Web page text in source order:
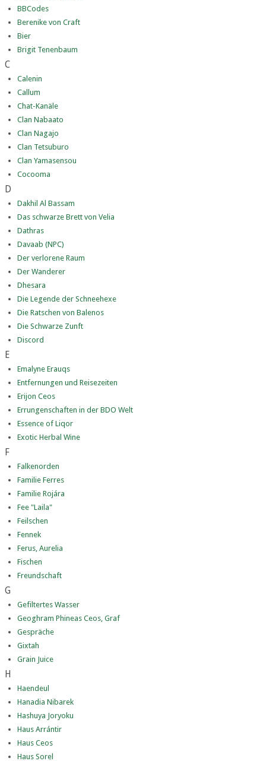
BBCodes
Berenike von Craft
Bier
Brigit Tenenbaum
C
Calenin
Callum
Chat-Kanäle
Clan Nabaato
Clan Nagajo
Clan Tetsuburo
Clan Yamasensou
Cocooma
D
Dakhil Al Bassam
Das schwarze Brett von Velia
Dathras
Davaab (NPC)
Der verlorene Raum
Der Wanderer
Dhesara
Die Legende der Schneehexe
Die Ratschen von Balenos
Die Schwarze Zunft
Discord
E
Emalyne Erauqs
Entfernungen und Reisezeiten
Erijon Ceos
Errungenschaften in der BDO Welt
Essence of Liqor
Exotic Herbal Wine
F
Falkenorden
Familie Ferres
Familie Rojára
Fee "Laila"
Feilschen
Fennek
Ferus, Aurelia
Fischen
Freundschaft
G
Gefiltertes Wasser
Geoghram Phineas Ceos, Graf
Gespräche
Gixtah
Grain Juice
H
Haendeul
Hanadia Nibarek
Hashuya Joryoku
Haus Arrántir
Haus Ceos
Haus Sorel